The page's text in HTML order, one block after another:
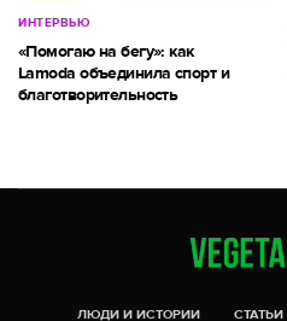
ИНТЕРВЬЮ
«Помогаю на бегу»: как
Lamoda объединила спорт и
благотворительность
ЛЮДИ И ИСТОРИИ СТАТЬИ